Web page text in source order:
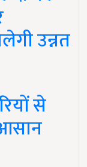
उन्नत
से